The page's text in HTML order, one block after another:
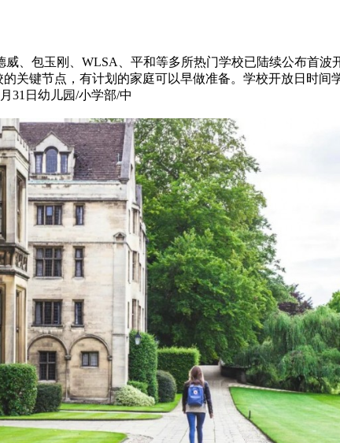
、包玉刚、WLSA、平和等多所热门学校已陆续公布首
关键节点，有计划的家庭可以早做准备。学校开放日时
31日幼儿园/小学部/中